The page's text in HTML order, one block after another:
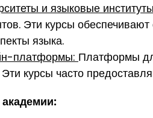
и языковые
Эти курсы
языка.
платформы: Платформы
Эти курсы часто